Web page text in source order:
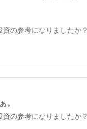
資の参考になりましたか？
。
資の参考になりましたか？